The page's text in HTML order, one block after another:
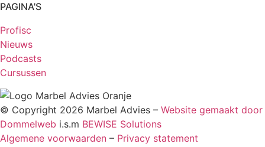
PAGINA'S
Profisc
Nieuws
Podcasts
Cursussen
© Copyright 2026 Marbel Advies – Website gemaakt door
Dommelweb i.s.m BEWISE Solutions
Algemene voorwaarden – Privacy statement